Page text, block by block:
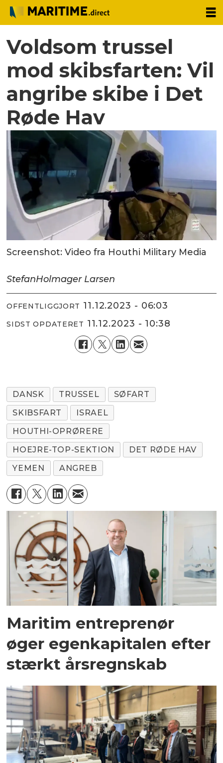
Voldsom trussel
mod skibsfarten: Vil
angribe skibe i Det
Røde Hav
Screenshot: Video fra Houthi Military Media
StefanHolmager Larsen
OFFENTLIGGJORT 11.12.2023 - 06:03
SIDST OPDATERET 11.12.2023 - 10:38
DANSK TRUSSEL
SØFART
SKIBSFART
ISRAEL
HOUTHI-OPRØRERE
HOEJRE-TOP-SEKTION
DET RØDE HAV
YEMEN
ANGREB
Maritim entreprenør
øger egenkapitalen efter
stærkt årsregnskab